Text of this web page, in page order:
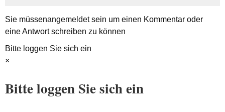
Sie müssenangemeldetsein um einen Kommentar oder
eine Antwort schreiben zu können
Bitte loggen Sie sich ein
×
Bitte loggen Sie sich ein